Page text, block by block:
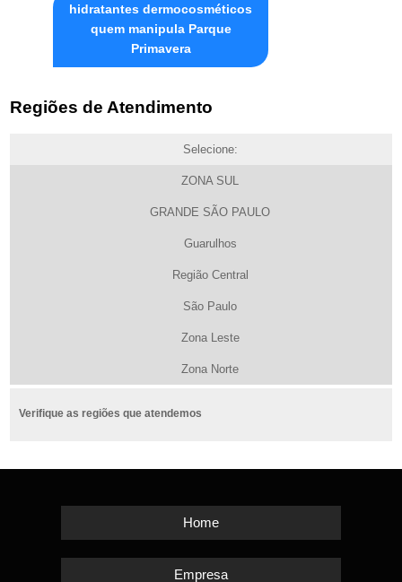
hidratantes dermocosméticos
quem manipula Parque
Primavera
Regiões de Atendimento
Selecione:
ZONA SUL
GRANDE SÃO PAULO
Guarulhos
Região Central
São Paulo
Zona Leste
Zona Norte
Verifique as regiões que atendemos
Home
Empresa